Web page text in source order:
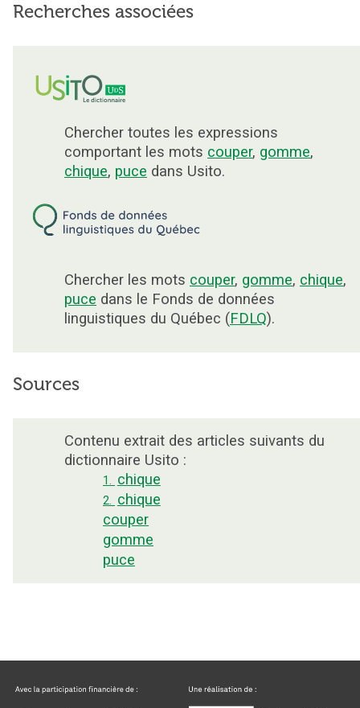
Recherches associées
Chercher toutes les expressions
comportant les mots couper, gomme,
chique, puce dans Usito.
Chercher les mots couper, gomme, chique,
puce dans le Fonds de données
linguistiques du Québec (FDLQ).
Sources
Contenu extrait des articles suivants du
dictionnaire Usito :
1. chique
2. chique
couper
gomme
puce